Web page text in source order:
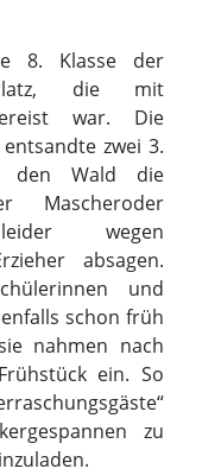
8. Klasse der
Platz, die mit
war. Die
zwei 3.
den Wald die
Mascheroder
wegen
absagen.
und
schon früh
nahmen nach
ein. So
zu